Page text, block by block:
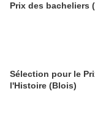
Prix des bacheliers
Sélection pour le
l'Histoire (Blois)